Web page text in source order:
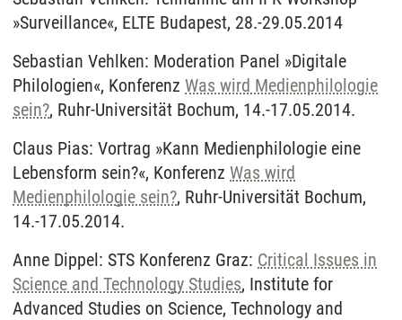
»Surveillance«, ELTE Budapest, 28.-29.05.2014
Sebastian Vehlken: Moderation Panel »Digitale
Philologien«, Konferenz Was wird Medienphilologie
sein?, Ruhr-Universität Bochum, 14.-17.05.2014.
Claus Pias: Vortrag »Kann Medienphilologie eine
Lebensform sein?«, Konferenz Was wird
Medienphilologie sein?, Ruhr-Universität Bochum,
14.-17.05.2014.
Anne Dippel: STS Konferenz Graz: Critical Issues in
Science and Technology Studies, Institute for
Advanced Studies on Science, Technology and